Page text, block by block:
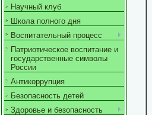
Научный клуб
Школа полного дня
Воспитательный процесс
Патриотическое воспитание и
государственные символы
России
Антикоррупция
Безопасность детей
Здоровье и безопасность